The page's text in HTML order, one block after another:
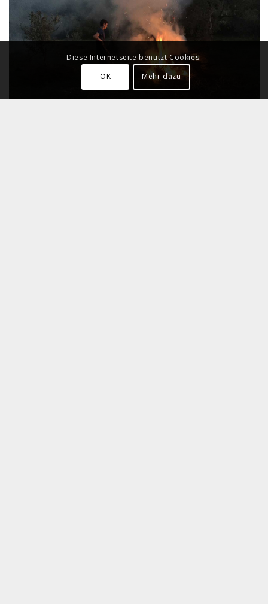
Diese Internetseite benutzt Cookies.
OK
Mehr dazu